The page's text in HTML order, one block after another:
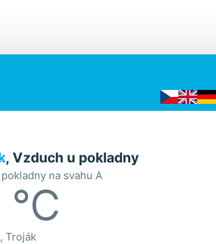
, Vzduch u pokladny
na svahu A
Troják